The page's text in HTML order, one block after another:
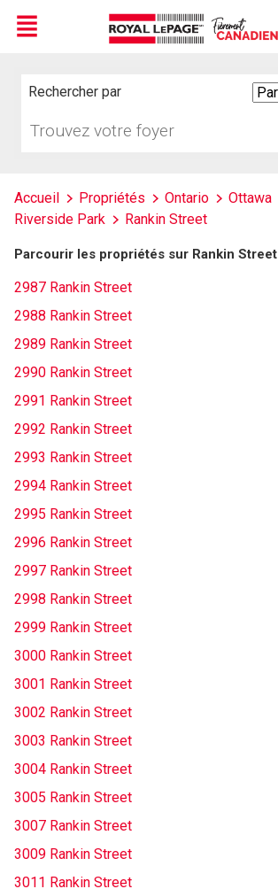
Menu
Rechercher par
votre
Accueil Propriétés Ontario
Ottawa
Riverside Park
Rankin Street
Parcourir les propriétés sur Rankin Street
2987 Rankin Street
2988 Rankin Street
2989 Rankin Street
2990 Rankin Street
2991 Rankin Street
2992 Rankin Street
2993 Rankin Street
2994 Rankin Street
2995 Rankin Street
2996 Rankin Street
2997 Rankin Street
2998 Rankin Street
2999 Rankin Street
3000 Rankin Street
3001 Rankin Street
3002 Rankin Street
3003 Rankin Street
3004 Rankin Street
3005 Rankin Street
3007 Rankin Street
3009 Rankin Street
3011 Rankin Street